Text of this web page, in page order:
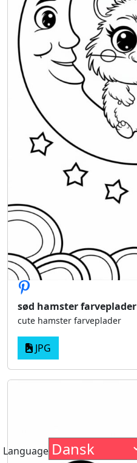
sød hamster farveplader
cute hamster farveplader
JPG
Language